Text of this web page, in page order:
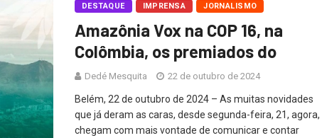
DESTAQUE IMPRENSA JORNALISMO
Amazônia Vox na COP 16, na
Colômbia, os premiados do
Dedé Mesquita 22 de outubro de 2024
Belém, 22 de outubro de 2024 – As muitas novidades
que já deram as caras, desde segunda-feira, 21, agora,
chegam com mais vontade de comunicar e contar